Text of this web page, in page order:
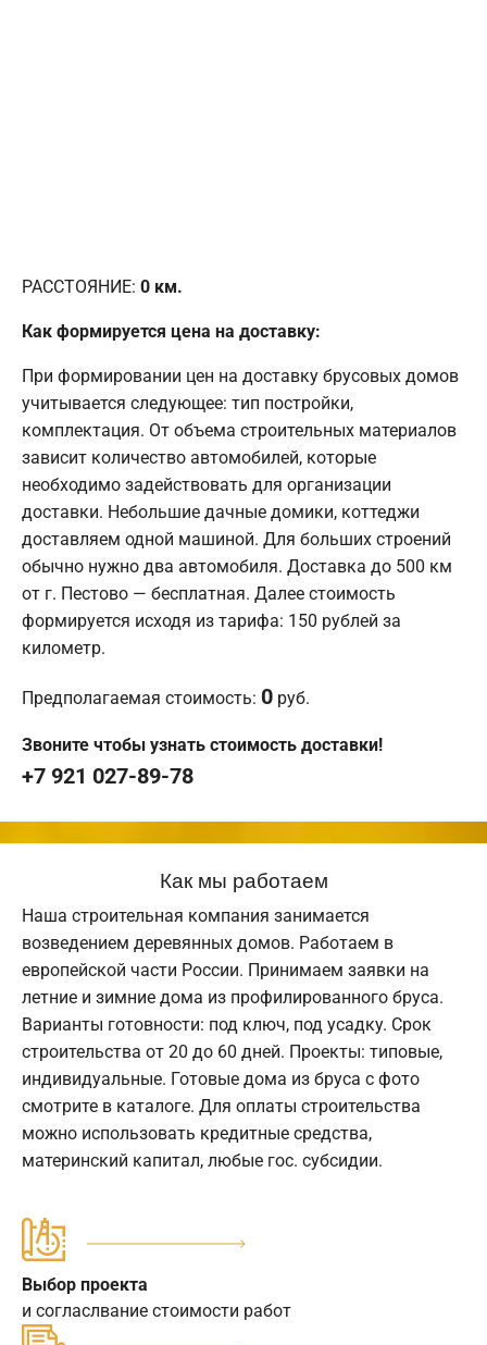
РАССТОЯНИЕ: 0 км.
Как формируется цена на доставку:
При формировании цен на доставку брусовых домов
учитывается следующее: тип постройки,
комплектация. От объема строительных материалов
зависит количество автомобилей, которые
необходимо задействовать для организации
доставки. Небольшие дачные домики, коттеджи
доставляем одной машиной. Для больших строений
обычно нужно два автомобиля. Доставка до 500 км
от г. Пестово — бесплатная. Далее стоимость
формируется исходя из тарифа: 150 рублей за
километр.
Предполагаемая стоимость: 0 руб.
Звоните чтобы узнать стоимость доставки!
+7 921 027-89-78
Как мы работаем
Наша строительная компания занимается
возведением деревянных домов. Работаем в
европейской части России. Принимаем заявки на
летние и зимние дома из профилированного бруса.
Варианты готовности: под ключ, под усадку. Срок
строительства от 20 до 60 дней. Проекты: типовые,
индивидуальные. Готовые дома из бруса с фото
смотрите в каталоге. Для оплаты строительства
можно использовать кредитные средства,
материнский капитал, любые гос. субсидии.
Выбор проекта
и согласлвание стоимости работ